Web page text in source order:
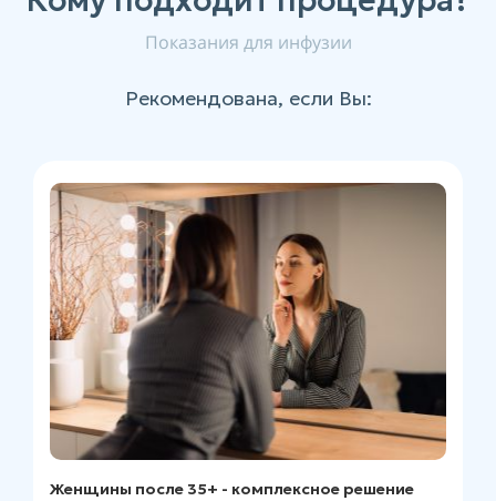
Показания для инфузии
Рекомендована, если Вы:
Женщины после 35+ - комплексное решение